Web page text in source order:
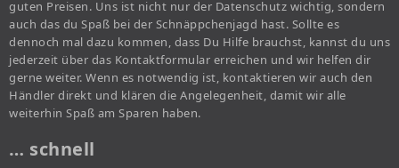
guten Preisen. Uns ist nicht nur der Datenschutz wichtig, sondern
auch das du Spaß bei der Schnäppchenjagd hast. Sollte es
dennoch mal dazu kommen, dass Du Hilfe brauchst, kannst du uns
jederzeit über das Kontaktformular erreichen und wir helfen dir
gerne weiter. Wenn es notwendig ist, kontaktieren wir auch den
Händler direkt und klären die Angelegenheit, damit wir alle
weiterhin Spaß am Sparen haben.
… schnell